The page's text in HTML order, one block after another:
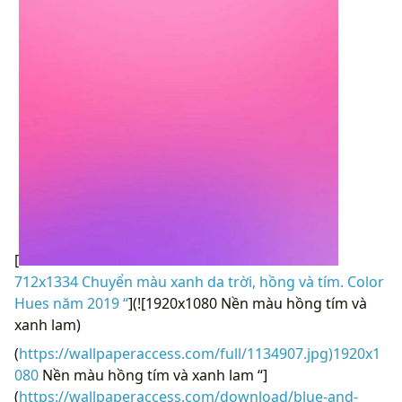
[
712x1334 Chuyển màu xanh da trời, hồng và tím. Color
Hues năm 2019 “](![1920x1080 Nền màu hồng tím và
xanh lam)
(https://wallpaperaccess.com/full/1134907.jpg)1920x1
080 Nền màu hồng tím và xanh lam “]
(https://wallpaperaccess.com/download/blue-and-